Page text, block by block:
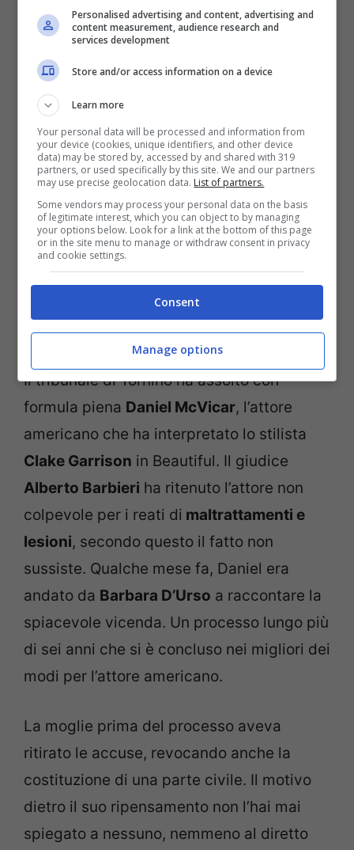
Daniel McVicar a Live non è la D’Urdo (screenshot video)
Il tribunale di Tornino ha assolto con
formula piena Daniel McVicar, l’attore
americano che ha interpretato lo stilista
Clake Garrison in Beautiful. Il giudice
Alberto Barbieri ha ritenuto l’attore non
colpevole per i reati di maltrattamenti e
lesioni, secondo questo il fatto non
sussiste. Qualche mese fa, Daniel era
andato da Barbara D’Urso a raccontare la
spiacevole vicenda. Un processo lungo più
di sei anni che si è concluso nei migliori dei
modi per l’attore americano.
La moglie prima del processo aveva
ritirato le accuse, revocando anche la
costituzione di una parte civile. Il motivo
dietro il suo ripensamento non l’hai mai
spiegato a nessuno, nemmeno al diretto
Personalised advertising and content, advertising and
content measurement, audience research and
services development
Store and/or access information on a device
Learn more
Your personal data will be processed and information from
your device (cookies, unique identifiers, and other device
data) may be stored by, accessed by and shared with 319
partners, or used specifically by this site. We and our partners
may use precise geolocation data. List of partners.
Some vendors may process your personal data on the basis
of legitimate interest, which you can object to by managing
your options below. Look for a link at the bottom of this page
or in the site menu to manage or withdraw consent in privacy
and cookie settings.
Consent
Manage options